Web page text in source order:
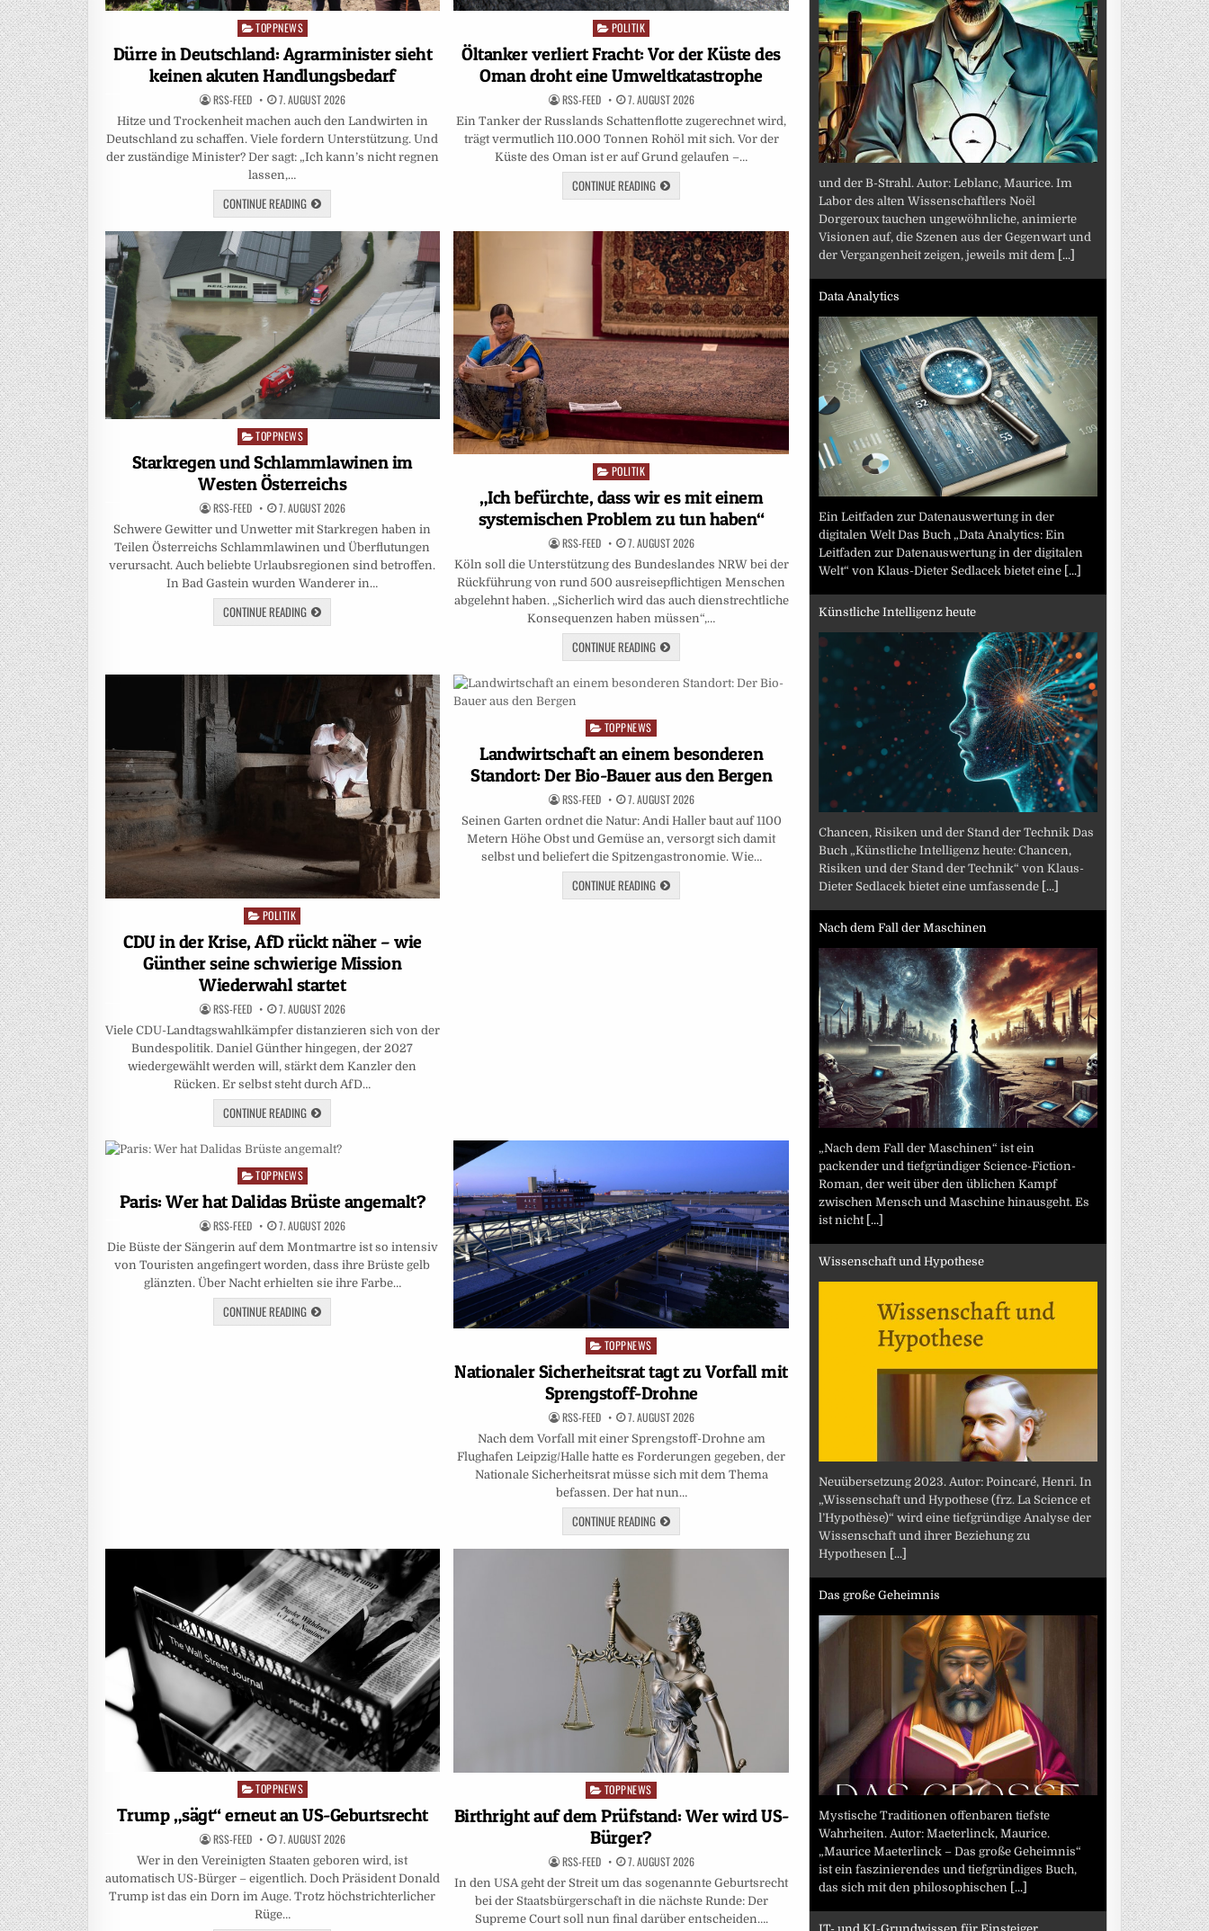
Posted
in
TOPPNEWS
Dürre in Deutschland: Agrarminister sieht
keinen akuten Handlungsbedarf
RSS-FEED 7. AUGUST 2026
Hitze und Trockenheit machen auch den Landwirten in
Deutschland zu schaffen. Viele fordern Unterstützung. Und
der zuständige Minister? Der sagt: „Ich kann’s nicht regnen
lassen,…
CONTINUE READING
Posted
in
POLITIK
Öltanker verliert Fracht: Vor der Küste des
Oman droht eine Umweltkatastrophe
RSS-FEED 7. AUGUST 2026
Ein Tanker der Russlands Schattenflotte zugerechnet wird,
trägt vermutlich 110.000 Tonnen Rohöl mit sich. Vor der
Küste des Oman ist er auf Grund gelaufen –…
CONTINUE READING
Posted
in
TOPPNEWS
Starkregen und Schlammlawinen im
Westen Österreichs
RSS-FEED 7. AUGUST 2026
Schwere Gewitter und Unwetter mit Starkregen haben in
Teilen Österreichs Schlammlawinen und Überflutungen
verursacht. Auch beliebte Urlaubsregionen sind betroffen.
In Bad Gastein wurden Wanderer in…
CONTINUE READING
Posted
in
POLITIK
„Ich befürchte, dass wir es mit einem
systemischen Problem zu tun haben“
RSS-FEED 7. AUGUST 2026
Köln soll die Unterstützung des Bundeslandes NRW bei der
Rückführung von rund 500 ausreisepflichtigen Menschen
abgelehnt haben. „Sicherlich wird das auch dienstrechtliche
Konsequenzen haben müssen“,…
CONTINUE READING
Posted
POLITIK
CDU in der Krise, AfD rückt näher – wie
Günther seine schwierige Mission
Wiederwahl startet
RSS-FEED 7. AUGUST 2026
Viele CDU-Landtagswahlkämpfer distanzieren sich von der
Bundespolitik. Daniel Günther hingegen, der 2027
wiedergewählt werden will, stärkt dem Kanzler den
Rücken. Er selbst steht durch AfD…
CONTINUE READING
Posted
in
TOPPNEWS
Landwirtschaft an einem besonderen
Standort: Der Bio-Bauer aus den Bergen
RSS-FEED 7. AUGUST 2026
Seinen Garten ordnet die Natur: Andi Haller baut auf 1100
Metern Höhe Obst und Gemüse an, versorgt sich damit
selbst und beliefert die Spitzengastronomie. Wie…
CONTINUE READING
Posted
in
TOPPNEWS
Paris: Wer hat Dalidas Brüste angemalt?
RSS-FEED 7. AUGUST 2026
Die Büste der Sängerin auf dem Montmartre ist so intensiv
von Touristen angefingert worden, dass ihre Brüste gelb
glänzten. Über Nacht erhielten sie ihre Farbe…
CONTINUE READING
Posted
in
TOPPNEWS
Nationaler Sicherheitsrat tagt zu Vorfall mit
Sprengstoff-Drohne
RSS-FEED 7. AUGUST 2026
Nach dem Vorfall mit einer Sprengstoff-Drohne am
Flughafen Leipzig/Halle hatte es Forderungen gegeben, der
Nationale Sicherheitsrat müsse sich mit dem Thema
befassen. Der hat nun…
CONTINUE READING
Posted
TOPPNEWS
Trump „sägt“ erneut an US-Geburtsrecht
RSS-FEED 7. AUGUST 2026
Wer in den Vereinigten Staaten geboren wird, ist
automatisch US-Bürger – eigentlich. Doch Präsident Donald
Trump ist das ein Dorn im Auge. Trotz höchstrichterlicher
Rüge…
Posted
TOPPNEWS
Birthright auf dem Prüfstand: Wer wird US-
Bürger?
RSS-FEED 7. AUGUST 2026
In den USA geht der Streit um das sogenannte Geburtsrecht
bei der Staatsbürgerschaft in die nächste Runde: Der
Supreme Court soll nun final darüber entscheiden….
und der B-Strahl. Autor: Leblanc, Maurice. Im
Labor des alten Wissenschaftlers Noël
Dorgeroux tauchen ungewöhnliche, animierte
Visionen auf, die Szenen aus der Gegenwart und
der Vergangenheit zeigen, jeweils mit dem [...]
Data Analytics
Ein Leitfaden zur Datenauswertung in der
digitalen Welt Das Buch „Data Analytics: Ein
Leitfaden zur Datenauswertung in der digitalen
Welt“ von Klaus-Dieter Sedlacek bietet eine [...]
Künstliche Intelligenz heute
Chancen, Risiken und der Stand der Technik Das
Buch „Künstliche Intelligenz heute: Chancen,
Risiken und der Stand der Technik“ von Klaus-
Dieter Sedlacek bietet eine umfassende [...]
Nach dem Fall der Maschinen
„Nach dem Fall der Maschinen“ ist ein
packender und tiefgründiger Science-Fiction-
Roman, der weit über den üblichen Kampf
zwischen Mensch und Maschine hinausgeht. Es
ist nicht [...]
Wissenschaft und Hypothese
Neuübersetzung 2023. Autor: Poincaré, Henri. In
„Wissenschaft und Hypothese (frz. La Science et
l’Hypothèse)“ wird eine tiefgründige Analyse der
Wissenschaft und ihrer Beziehung zu
Hypothesen [...]
Das große Geheimnis
Mystische Traditionen offenbaren tiefste
Wahrheiten. Autor: Maeterlinck, Maurice.
„Maurice Maeterlinck – Das große Geheimnis“
ist ein faszinierendes und tiefgründiges Buch,
das sich mit den philosophischen [...]